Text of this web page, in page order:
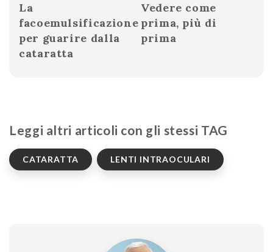
La
facoemulsificazione
per guarire dalla
cataratta
Vedere come
prima, più di
prima
Leggi altri articoli con gli stessi TAG
CATARATTA LENTI INTRAOCULARI